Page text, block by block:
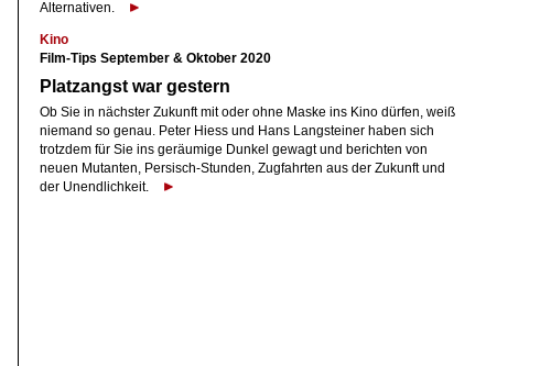
Alternativen.
Kino
Film-Tips September & Oktober 2020
Platzangst war gestern
Ob Sie in nächster Zukunft mit oder ohne Maske ins Kino dürfen, weiß
niemand so genau. Peter Hiess und Hans Langsteiner haben sich
trotzdem für Sie ins geräumige Dunkel gewagt und berichten von
neuen Mutanten, Persisch-Stunden, Zugfahrten aus der Zukunft und
der Unendlichkeit.